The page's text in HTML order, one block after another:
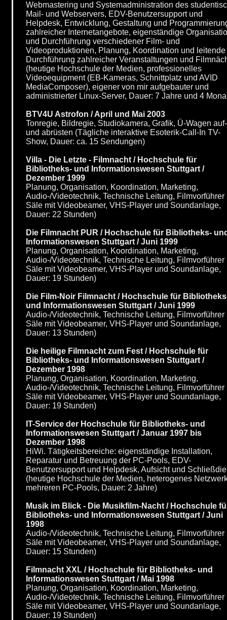
Webmastering und Systemadministration des
Mail- und Webservers, EDV-Benutzersupport und
Helpdesk, Entwicklung, Gestaltung und
zahlreicher Internetangebote, eigenständige
und Durchführung verschiedener Film- und
Videoproduktionen, Planung, Koordination und leitende
Durchführung zahlreicher Veranstaltungen und
(heutige Hochschule der Medien, professionelles
Videoequipment (EB-Kameras, Schnittplatz und AVID
MediaComposer), eigener von mir aufgebauter und
administrierter Linux-Server, Dauer: 7 Jahre und 4
BTV4U Astrofon / April und Mai 2003
Tonregie, Bildregie, Studiokamera, Grafik, Ü-Wagen auf-
und abrüsten (Tägliche interaktive Esoterik-Call-In TV-
Show, Dauer: ca. 15 Sendungen)
Villa - Die Letzte - Filmnacht / Hochschule für
Bibliotheks- und Informationswesen Stuttgart /
Dezember 1999
Planung, Organisation, Koordination, Marketing,
Audio-/Videotechnik, Technische Leitung, Filmvorführer
Säle mit Videobeamer, VHS-Player und Soundanlage,
Dauer: 22 Stunden)
Die Filmnacht PUR / Hochschule für Bibliotheks-
Informationswesen Stuttgart / Juni 1999
Planung, Organisation, Koordination, Marketing,
Audio-/Videotechnik, Technische Leitung, Filmvorführer
Säle mit Videobeamer, VHS-Player und Soundanlage,
Dauer: 19 Stunden)
Die Film-Noir Filmnacht / Hochschule für
und Informationswesen Stuttgart / Juni 1999
Audio-/Videotechnik, Technische Leitung, Filmvorführer
Säle mit Videobeamer, VHS-Player und Soundanlage,
Dauer: 13 Stunden)
Die heilige Filmnacht zum Fest / Hochschule für
Bibliotheks- und Informationswesen Stuttgart /
Dezember 1998
Planung, Organisation, Koordination, Marketing,
Audio-/Videotechnik, Technische Leitung, Filmvorführer
Säle mit Videobeamer, VHS-Player und Soundanlage,
Dauer: 19 Stunden)
IT-Service der Hochschule für Bibliotheks- und
Informationswesen Stuttgart / Januar 1997 bis
Dezember 1998
HiWi. Tätigkeitsbereiche: eigenständige Installation,
Reparatur und Betreuung der PC-Pools, EDV-
Benutzersupport und Helpdesk, Aufsicht und
(heutige Hochschule der Medien, heterogenes
mehreren PC-Pools, Dauer: 2 Jahre)
Musik im Blick - Die Musikfilm-Nacht / Hochschule
Bibliotheks- und Informationswesen Stuttgart / Juni
1998
Audio-/Videotechnik, Technische Leitung, Filmvorführer
Säle mit Videobeamer, VHS-Player und Soundanlage,
Dauer: 15 Stunden)
Filmnacht XXL / Hochschule für Bibliotheks- und
Informationswesen Stuttgart / Mai 1998
Planung, Organisation, Koordination, Marketing,
Audio-/Videotechnik, Technische Leitung, Filmvorführer
Säle mit Videobeamer, VHS-Player und Soundanlage,
Dauer: 19 Stunden)